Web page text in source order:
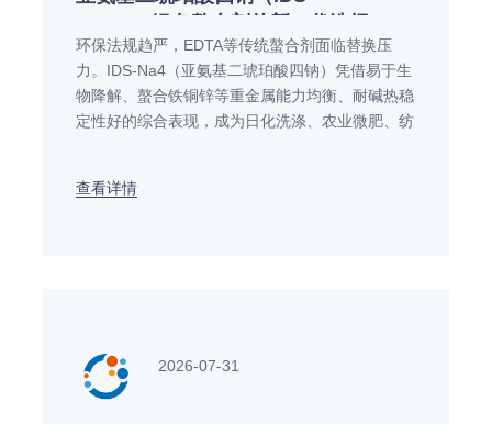
与配方应用指南
环保法规趋严，EDTA等传统螯合剂面临替换压
力。IDS-Na4（亚氨基二琥珀酸四钠）凭借易于生
物降解、螯合铁铜锌等重金属能力均衡、耐碱热稳
定性好的综合表现，成为日化洗涤、农业微肥、纺
梳理IDS-Na4的选型要点与打样技巧，帮助配方工
查看详情
2026-07-31